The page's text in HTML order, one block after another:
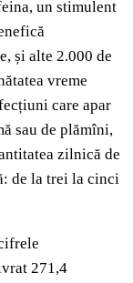
un stimulent
și alte 2.000 de
vreme
care apar
sau de plămîni,
zilnică de
de la trei la cinci
271,4